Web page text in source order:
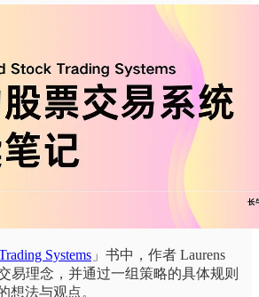
Systems 」书中，作者 Laurens
易理念，并通过一组策略的具体规则
想法与观点。